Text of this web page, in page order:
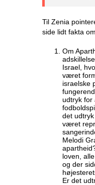
Til Zenia
side lidt fakta
Om
Israel,
været
israelske
udtryk for
det
været
Melodi
loven,
og der
Er det